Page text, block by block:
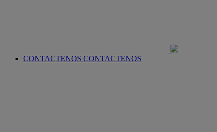
CONTACTENOS CONTACTENOS